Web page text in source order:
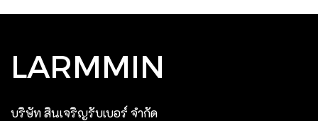
LARMMIN
บริษัท สินเจริญรับเบอร์ จํากัด